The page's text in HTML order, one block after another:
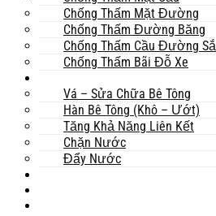
Chống Thấm Mặt Đường
Chống Thấm Đường Băng
Chống Thấm Cầu Đường
Chống Thấm Bãi Đỗ Xe
Vá – Sửa Chữa Bê Tông
Hàn Bê Tông (Khô – Ướt)
Tăng Khả Năng Liên Kết
Chặn Nước
Đẩy Nước